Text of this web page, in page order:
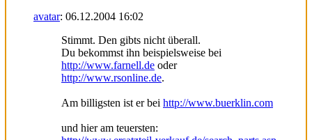
avatar: 06.12.2004 16:02
Stimmt. Den gibts nicht überall.
Du bekommst ihn beispielsweise bei
http://www.farnell.de oder
http://www.rsonline.de.
Am billigsten ist er bei http://www.buerklin.com
und hier am teuersten: